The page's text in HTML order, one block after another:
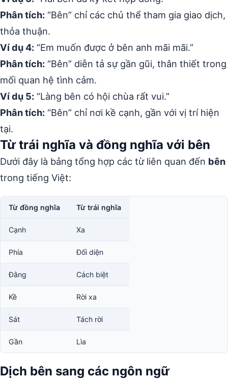
Phân tích: “Bên” chỉ các chủ thể tham gia giao dịch,
thỏa thuận.
Ví dụ 4: “Em muốn được ở bên anh mãi mãi.”
Phân tích: “Bên” diễn tả sự gần gũi, thân thiết trong
mối quan hệ tình cảm.
Ví dụ 5: “Làng bên có hội chùa rất vui.”
Phân tích: “Bên” chỉ nơi kề cạnh, gần với vị trí hiện
tại.
Từ trái nghĩa và đồng nghĩa với bên
Dưới đây là bảng tổng hợp các từ liên quan đến bên
trong tiếng Việt:
Từ đồng nghĩa Từ trái nghĩa
Cạnh Xa
Phía Đối diện
Đằng Cách biệt
Kề Rời xa
Sát Tách rời
Gần Lìa
Dịch bên sang các ngôn ngữ